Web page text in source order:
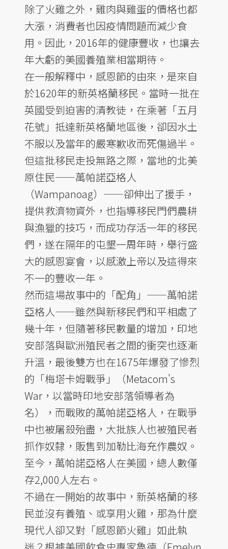
除了火雞之外，雞肉與雞蛋的價格也都
大漲，消費者也因疫情問題而減少食
用。因此，2016年的健康豐收，也讓去
年大虧的美國養殖業相當期待。
在一般解釋中，感恩節的由來，是來自
於1620年的新英格蘭移民。當時一批在
英國受到迫害的清教徒，在乘著「五月
花號」抵達新英格蘭地區後，卻因水土
不服以及當年的嚴寒歉收而死傷過半。
但這批移民走投無路之際，當地的北美
原住民——萬帕諾亞格人
（Wampanoag）——卻伸出了援手，
提供救濟物資外，也指導移民門們農耕
與漁獵的技巧，而成功存活一年的移民
們，遂在隔年的屯墾一周年時，舉行盛
大的感恩宴會，以感激上帝以及這得來
不一的豐收一年。
然而這場故事中的「配角」——萬帕諾
亞格人——雖然與新移民們和平相處了
幾十年，但隨著移民數量的增加，印地
安部落與歐洲殖民者之間的衝突也逐漸
升溫，最後雙方也在1675年爆發了慘烈
的「梅塔卡姆戰爭」（Metacom's
War，以當時印地安部落領導者為
名），而戰敗的萬帕諾亞格人，在戰爭
中也被屠殺殆盡，大批族人也被殖民者
抓作奴隸，販售到加勒比海充作農奴。
至今，萬帕諾亞格人在美國，總人數僅
存2,000人左右。
不過在一開始的故事中，新英格蘭的移
民並沒有養殖、或享用火雞，那為什麼
現代人卻又對「感恩節火雞」如此執